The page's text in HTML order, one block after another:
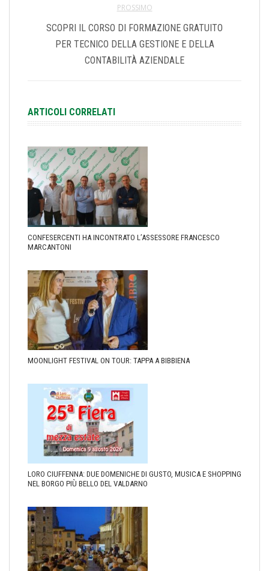
PROSSIMO
SCOPRI IL CORSO DI FORMAZIONE GRATUITO
PER TECNICO DELLA GESTIONE E DELLA
CONTABILITÀ AZIENDALE
ARTICOLI CORRELATI
CONFESERCENTI HA INCONTRATO L’ASSESSORE FRANCESCO
MARCANTONI
MOONLIGHT FESTIVAL ON TOUR: TAPPA A BIBBIENA
LORO CIUFFENNA: DUE DOMENICHE DI GUSTO, MUSICA E SHOPPING
NEL BORGO PIÙ BELLO DEL VALDARNO